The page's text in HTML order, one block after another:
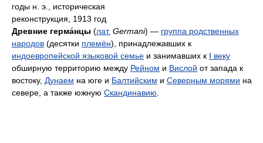
годы н. э., историческая
реконструкция, 1913 год
Древние герма́нцы (лат. Germani) — группа родственных
народов (десятки племён), принадлежавших к
индоевропейской языковой семье и занимавших к I веку
обширную территорию между Рейном и Вислой от запада к
востоку, Дунаем на юге и Балтийским и Северным морями на
севере, а также южную Скандинавию.